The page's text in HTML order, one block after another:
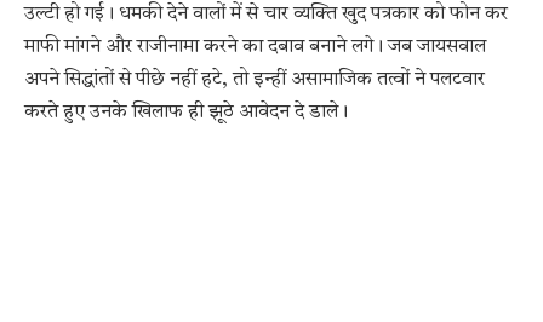
उल्टी हो गई। धमकी देने वालों में से चार व्यक्ति खुद पत्रकार को फोन कर
माफी मांगने और राजीनामा करने का दबाव बनाने लगे। जब जायसवाल
अपने सिद्धांतों से पीछे नहीं हटे, तो इन्हीं असामाजिक तत्वों ने पलटवार
करते हुए उनके खिलाफ ही झूठे आवेदन दे डाले।